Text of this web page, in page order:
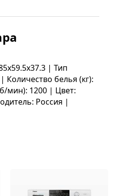
| Тип
Количество белья (кг):
мин): 1200 | Цвет:
Россия |